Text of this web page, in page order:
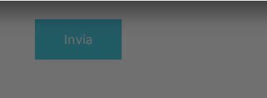
Invia